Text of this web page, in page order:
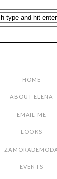
HOME
ABOUT ELENA
EMAIL ME
LOOKS
EVENTS